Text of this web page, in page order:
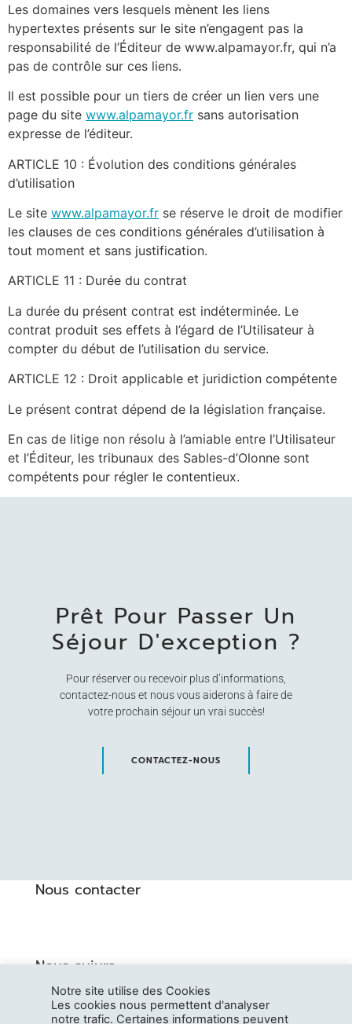
Les domaines vers lesquels mènent les liens
hypertextes présents sur le site n’engagent pas la
responsabilité de l’Éditeur de www.alpamayor.fr, qui n’a
pas de contrôle sur ces liens.
Il est possible pour un tiers de créer un lien vers une
page du site www.alpamayor.fr sans autorisation
expresse de l’éditeur.
ARTICLE 10 : Évolution des conditions générales
d’utilisation
Le site www.alpamayor.fr se réserve le droit de modifier
les clauses de ces conditions générales d’utilisation à
tout moment et sans justification.
ARTICLE 11 : Durée du contrat
La durée du présent contrat est indéterminée. Le
contrat produit ses effets à l’égard de l’Utilisateur à
compter du début de l’utilisation du service.
ARTICLE 12 : Droit applicable et juridiction compétente
Le présent contrat dépend de la législation française.
En cas de litige non résolu à l’amiable entre l’Utilisateur
et l’Éditeur, les tribunaux des Sables-d’Olonne sont
compétents pour régler le contentieux.
Prêt Pour Passer Un
Séjour D'exception ?
Pour réserver ou recevoir plus d’informations,
contactez-nous et nous vous aiderons à faire de
votre prochain séjour un vrai succès!
CONTACTEZ-NOUS
Nous contacter
Nous suivre
Notre site utilise des Cookies
Les cookies nous permettent d'analyser
notre trafic. Certaines informations peuvent